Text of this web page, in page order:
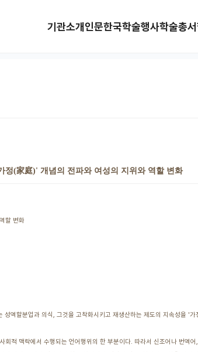
기관소개인문한국학술행사학술총서
정(家庭)' 개념의 전파와 여성의 지위와 역할 변화
할 변화
역할분업과 의식, 그것을 고착화시키고 재생산하는 제도의 지속성을
적 맥락에서 수행되는 언어행위의 한 부분이다. 따라서 신조어나 번